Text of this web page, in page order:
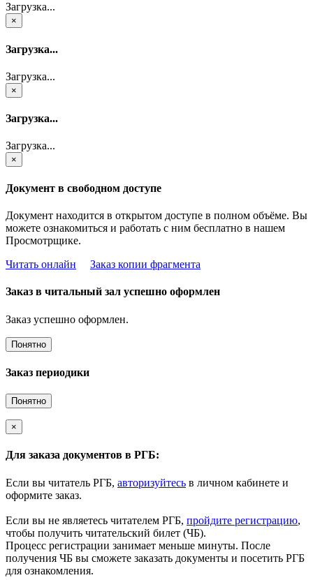
Загрузка...
×
Загрузка...
Загрузка...
×
Загрузка...
Загрузка...
×
Документ в свободном доступе
Документ находится в открытом доступе в полном объёме. Вы
можете ознакомиться и работать с ним бесплатно в нашем
Просмотрщике.
Читать онлайн
Заказ копии фрагмента
Заказ в читальный зал успешно оформлен
Заказ успешно оформлен.
Понятно
Заказ периодики
Понятно
×
Для заказа документов в РГБ:
Если вы читатель РГБ, авторизуйтесь в личном кабинете и
оформите заказ.
Если вы не являетесь читателем РГБ, пройдите регистрацию,
чтобы получить читательский билет (ЧБ).
Процесс регистрации занимает меньше минуты. После
получения ЧБ вы сможете заказать документы и посетить РГБ
для ознакомления.